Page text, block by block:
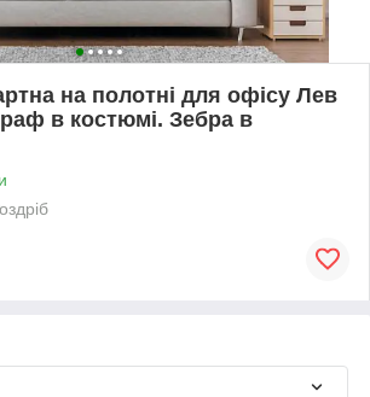
на полотні для офісу Лев
в костюмі. Зебра в